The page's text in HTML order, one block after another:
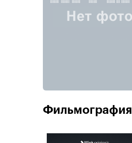
Фильмография